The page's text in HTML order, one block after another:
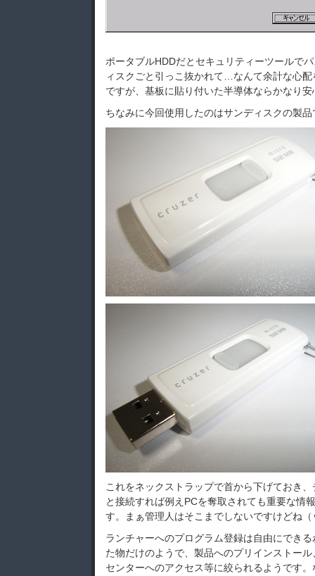
ポータブルHDDだとセキュリティーツールで
ィスクごと引っこ抜かれて…なんて余計な心
ですが、基板に貼り付いた半導体ならかなり安
ちなみに今回使用したのはサンディスクの製
これをネックストラップで首から下げておき
と接続すれば例えPCを奪取されても重要な情
す。まぁ管理人はそこまでしないですけどね（
ランチャーへのプログラム登録は自由にでき
た物だけのようで、製品へのプリインストー
センターへのアクセス等に絞られるようです